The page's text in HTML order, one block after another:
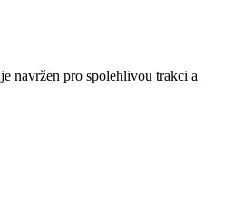
je navržen pro spolehlivou trakci a